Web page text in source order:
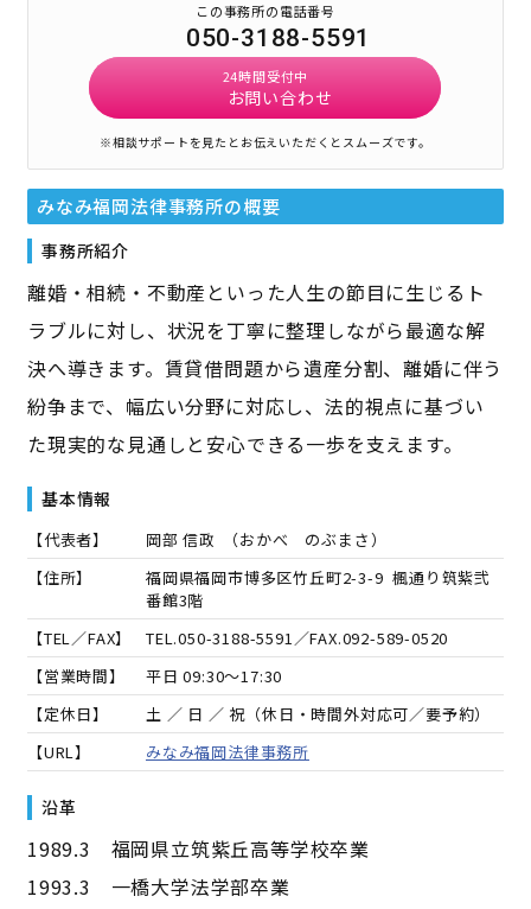
この事務所の電話番号
050-3188-5591
24時間受付中
お問い合わせ
※相談サポートを見たとお伝えいただくとスムーズです。
みなみ福岡法律事務所の概要
事務所紹介
離婚・相続・不動産といった人生の節目に生じるト
ラブルに対し、状況を丁寧に整理しながら最適な解
決へ導きます。賃貸借問題から遺産分割、離婚に伴う
紛争まで、幅広い分野に対応し、法的視点に基づい
た現実的な見通しと安心できる一歩を支えます。
基本情報
【代表者】 岡部 信政 （おかべ のぶまさ）
【住所】
福岡県福岡市博多区竹丘町2-3-9 楓通り筑紫弐
番館3階
【TEL／FAX】
TEL.050-3188-5591／FAX.092-589-0520
【営業時間】
平日 09:30～17:30
【定休日】
土 ／ 日 ／ 祝（休日・時間外対応可／要予約）
【URL】
みなみ福岡法律事務所
沿革
1989.3 福岡県立筑紫丘高等学校卒業
1993.3 一橋大学法学部卒業